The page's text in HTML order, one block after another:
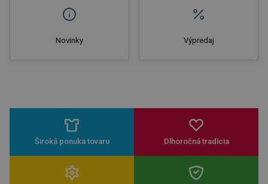
Novinky Výpredaj
Široká ponuka tovaru Dlhoročná tradícia